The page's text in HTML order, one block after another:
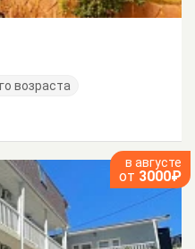
возраста
в августе
от 3000₽